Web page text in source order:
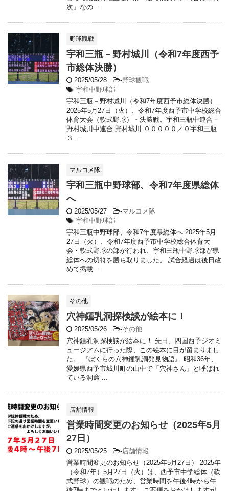
次』なの ...
野球観戦
宇和三瓶－野村城川（令和7年度西予
市総体決勝）
2025/05/28 -野球観戦
宇和中野球部
宇和三瓶－野村城川（令和7年度西予市総体決勝）
2025年5月27日（火）、令和7年度西予市中学校総合
体育大会（軟式野球）・決勝戦。宇和三瓶中連合－
野村城川中連合 野村城川 ０００００／０宇和三瓶
３ ...
マルコメ隊
宇和三瓶中野球部、令和7年度県総体
へ
2025/05/27 -マルコメ隊
宇和中野球部
宇和三瓶中野球部、令和7年度県総体へ 2025年5月
27日（火）、令和7年度西予市中学校総合体育大
会・軟式野球の部が行われ、宇和三瓶中野球部が県
総体への切符を勝ち取りました。 試合経過は後日改
めて掲載 ...
その他
穴神鍾乳洞探検談が絵本に！
2025/05/26 -その他
穴神鍾乳洞探検談が絵本に！ 先日、四国西予ジオミ
ュージアムに行った際、この絵本に目が留まりまし
た。 『ぼくらの穴神鍾乳洞発見物語』 昭和36年、
愛媛県西予市城川町の山中で「穴神さん」と呼ばれ
ている洞窟 ...
店舗情報
営業時間変更のお知らせ（2025年5月
27日）
2025/05/25 -店舗情報
営業時間変更のお知らせ（2025年5月27日） 2025年
（令和7年）5月27日（火）は、西予市中学総体（軟
式野球）の観戦のため、営業時間を午後4時から午